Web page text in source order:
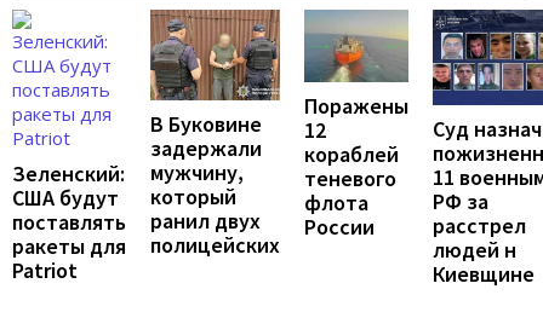
Зеленский:
США будут
поставлять
ракеты для
Patriot
В Буковине
задержали
мужчину,
который
ранил двух
полицейских
Поражены
12
кораблей
теневого
флота
России
Суд
11
РФ за
расстрел
людей н
Киевщине